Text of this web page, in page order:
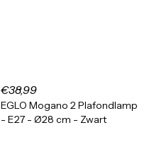
€38,99
EGLO Mogano 2 Plafondlamp
- E27 - Ø28 cm - Zwart